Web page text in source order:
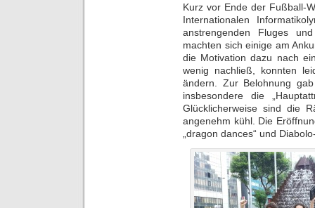
Kurz vor Ende der Fußball-
Internationalen
anstrengenden Fluges
machten sich einige am
die Motivation dazu nach
wenig nachließ, konnten
ändern. Zur Belohnung
insbesondere die
Glücklicherweise sind die
angenehm kühl. Die
„dragon dances“ und